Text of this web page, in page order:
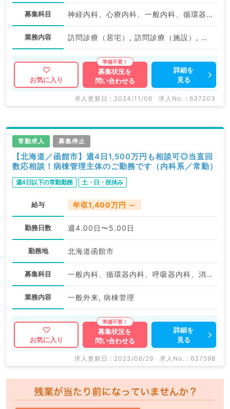
募集科目 神経内科、心療内科、一般内科、循環器内科、呼吸器内科、消化器内科、内分泌・代謝内科、腎臓内科、老年内科、膠原病科
業務内容 訪問診療（居宅）, 訪問診療（施設）, 訪問診療（居宅）, 訪問診療（施設）, 往診
お気に入り
募集状況を
問い合わせる
詳細を
見る
求人更新日 : 2024/11/06 求人No. : 637203
常勤求人 募集停止
【北海道／函館市】週4日1,500万円も相談可◎当直回
数応相談！病棟管理主体のご勤務です（内科系／常勤）
週4日以下の常勤勤務 土・日・祝休み
給与 年収1,400万円 ～
勤務日数 週4.00日〜5.00日
勤務地 北海道函館市
募集科目 一般内科、循環器内科、呼吸器内科、消化器内科、内分泌・代謝内科、腎臓内科、老年内科
業務内容 一般外来, 病棟管理
お気に入り
募集状況を
問い合わせる
詳細を
見る
求人更新日 : 2023/06/29 求人No. : 637598